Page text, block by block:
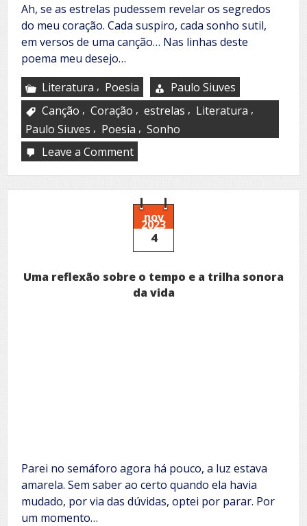
Ah, se as estrelas pudessem revelar os segredos
do meu coração. Cada suspiro, cada sonho sutil,
em versos de uma canção… Nas linhas deste
poema meu desejo…
Literatura , Poesia
Paulo Siuves
Canção , Coração , estrelas , Literatura ,
Paulo Siuves , Poesia , Sonho
Leave a Commenton
canção
para
você
nov
2023
4
Uma reflexão sobre o tempo e a trilha sonora
da vida
Parei no semáforo agora há pouco, a luz estava
amarela. Sem saber ao certo quando ela havia
mudado, por via das dúvidas, optei por parar. Por
um momento…